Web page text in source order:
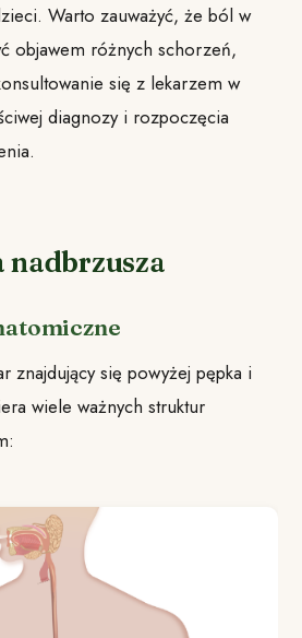
Warto zauważyć, że ból w
objawem różnych schorzeń,
się z lekarzem w
diagnozy i rozpoczęcia
znajdujący się powyżej pępka i
wiele ważnych struktur